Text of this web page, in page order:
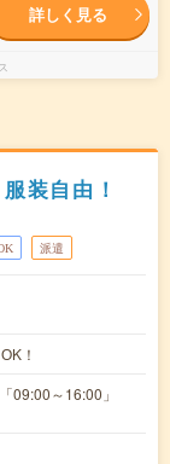
詳しく見る
装自由！
派遣
！
～16:00」